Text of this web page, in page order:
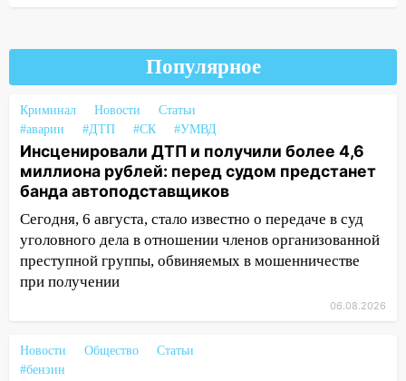
Инсценировали ДТП и получили
более 4,6 миллиона рублей: перед
судом предстанет банда
автоподставщиков
13:36 В Инзе произошел крупный пожар
13:00 В суде защитили репутацию
мужчины, которого необоснованно
обвиняли в жестоком обращении с
животными
12:28 Миллион на «льготниках»: в
проездными
Популярное
Криминал Новости
Статьи
#аварии
#ДТП #СК #УМВД
Инсценировали ДТП и получили более 4,6
миллиона рублей: перед судом предстанет
банда автоподставщиков
Сегодня, 6 августа, стало известно о передаче в суд
уголовного дела в отношении членов организованной
преступной группы, обвиняемых в мошенничестве
при получении
06.08.2026
Новости Общество
Статьи
#бензин